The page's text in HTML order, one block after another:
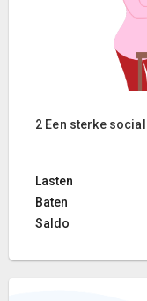
2 Een sterke
Lasten
Baten
Saldo